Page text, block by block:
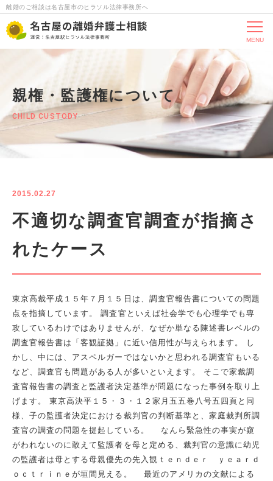
離婚のご相談は名古屋市のヒラソル法律事務所へ
MENU
親権・監護権について
CHILD CUSTODY
2015.02.27
不適切な調査官調査が指摘さ
れたケース
東京高裁平成１５年７月１５日は、調査官報告書についての問題
点を指摘しています。 調査官といえば社会学でも心理学でも専
攻しているわけではありませんが、なぜか単なる陳述書レベルの
調査官報告書は「客観証拠」に近い信用性が与えられます。 し
かし、中には、アスペルガーではないかと思われる調査官もいる
など、調査官も問題がある人が多いといえます。 そこで家裁調
査官報告書の調査と監護者決定基準が問題になった事例を取り上
げます。 東京高決平１５・３・１２家月五五巻八号五四頁と同
様、子の監護者決定における裁判官の判断基準と、家庭裁判所調
査官の調査の問題を提起している。 なんら緊急性の事実が窺
がわれないのに敢えて監護者を母と定める、裁判官の意識に幼児
の監護者は母とする母親優先の先入観ｔｅｎｄｅｒ ｙｅａｒｄ
ｏｃｔｒｉｎｅが垣間見える。 最近のアメリカの文献による